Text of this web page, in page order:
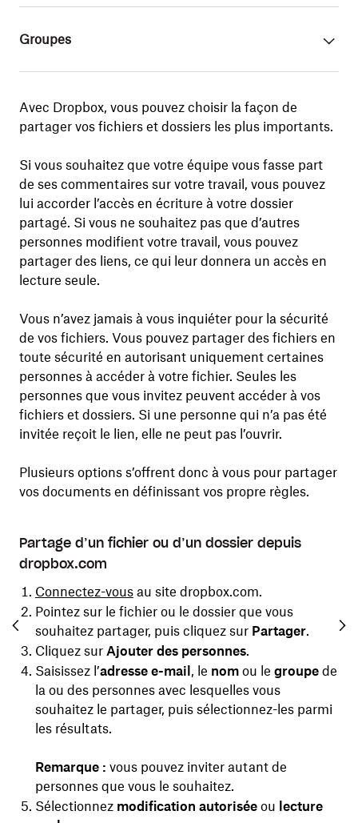
Groupes
Avec Dropbox, vous pouvez choisir la façon de
partager vos fichiers et dossiers les plus importants.
Si vous souhaitez que votre équipe vous fasse part
de ses commentaires sur votre travail, vous pouvez
lui accorder l’accès en écriture à votre dossier
partagé. Si vous ne souhaitez pas que d’autres
personnes modifient votre travail, vous pouvez
partager des liens, ce qui leur donnera un accès en
lecture seule.
Vous n’avez jamais à vous inquiéter pour la sécurité
de vos fichiers. Vous pouvez partager des fichiers en
toute sécurité en autorisant uniquement certaines
personnes à accéder à votre fichier. Seules les
personnes que vous invitez peuvent accéder à vos
fichiers et dossiers. Si une personne qui n’a pas été
invitée reçoit le lien, elle ne peut pas l’ouvrir.
Plusieurs options s’offrent donc à vous pour partager
vos documents en définissant vos propre règles.
Partage d’un fichier ou d’un dossier depuis
dropbox.com
Connectez-vousau site dropbox.com.
Pointez sur le fichier ou le dossier que vous
souhaitez partager, puis cliquez sur Partager.
Cliquez sur Ajouter des personnes.
Saisissez l’adresse e-mail , le nomou le groupe de
la ou des personnes avec lesquelles vous
souhaitez le partager, puis sélectionnez-les parmi
les résultats.
Remarque : vous pouvez inviter autant de
personnes que vous le souhaitez.
Sélectionnez modification autoriséeou lecture